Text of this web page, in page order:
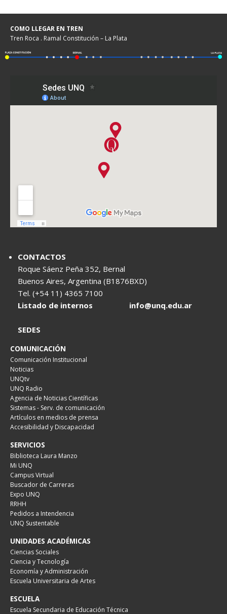
COMO LLEGAR EN TREN
Tren Roca . Ramal Constitución – La Plata
CONTACTOS
Roque Sáenz Peña 352, Bernal
Buenos Aires, Argentina (B1876BXD)
Tel. (+54 11) 4365 7100
Listado de internos
info@unq.edu.ar
SEDES
COMUNICACIÓN
Comunicación Institucional
Noticias
UNQtv
UNQ Radio
Agencia de Noticias Científicas
Sistemas - Serv. de comunicación
Artículos en medios de prensa
Accesibilidad y Discapacidad
SERVICIOS
Biblioteca Laura Manzo
Mi UNQ
Campus Virtual
Buscador de Carreras
Expo UNQ
RRHH
Pedidos a Intendencia
UNQ Sustentable
UNIDADES ACADÉMICAS
Ciencias Sociales
Ciencia y Tecnología
Economía y Administración
Escuela Universitaria de Artes
ESCUELA
Escuela Secundaria de Educación Técnica